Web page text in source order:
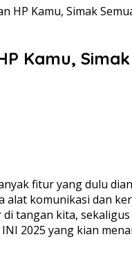
HP Kamu, Simak
Kamu,
fitur yang dulu
komunikasi dan
tangan kita,
INI 2025 yang kian